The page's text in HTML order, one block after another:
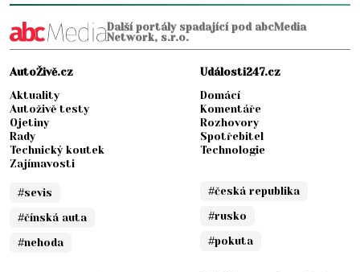
Další portály spadající pod abcMedia
Network, s.r.o.
AutoŽivě.cz
Aktuality
Autoživě testy
Ojetiny
Rady
Technický koutek
Zajímavosti
#sevis
#čínská auta
#nehoda
Události247.cz
Domácí
Komentáře
Rozhovory
Spotřebitel
Technologie
#česká republika
#rusko
#pokuta